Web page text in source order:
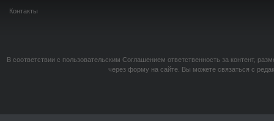
Контакты
В соответствии с пользовательским Соглашением ответственность за контент,
через форму на сайте. Вы можете связаться с